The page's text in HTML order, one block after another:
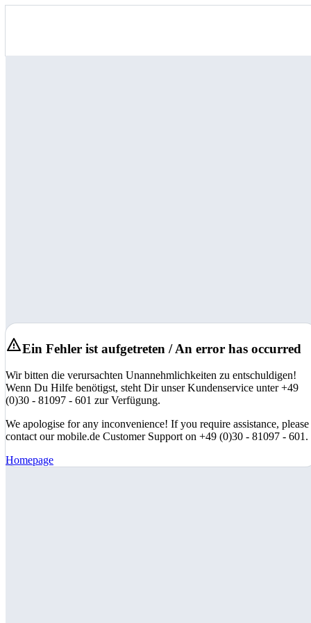
Ein Fehler ist aufgetreten / An error has occurred
Wir bitten die verursachten Unannehmlichkeiten zu entschuldigen!
Wenn Du Hilfe benötigst, steht Dir unser Kundenservice unter +49
(0)30 - 81097 - 601 zur Verfügung.
We apologise for any inconvenience! If you require assistance, please
contact our mobile.de Customer Support on +49 (0)30 - 81097 - 601.
Homepage